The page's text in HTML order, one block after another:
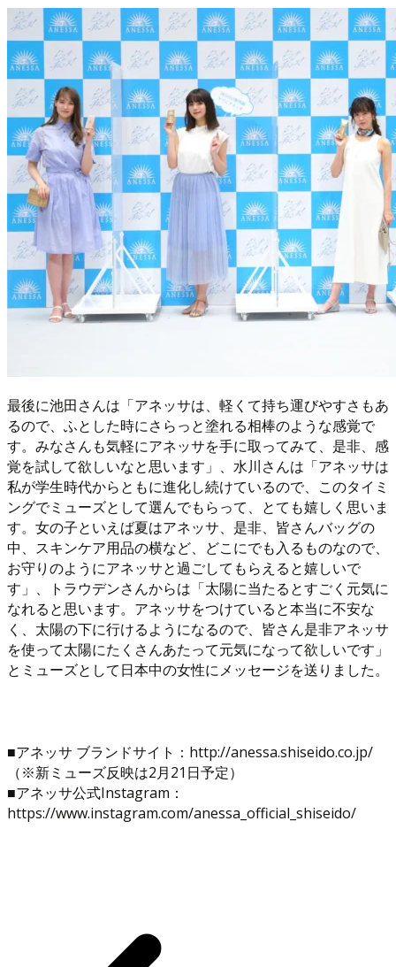
最後に池田さんは「アネッサは、軽くて持ち運びやすさもあ
るので、ふとした時にさらっと塗れる相棒のような感覚で
す。みなさんも気軽にアネッサを手に取ってみて、是非、感
覚を試して欲しいなと思います」、水川さんは「アネッサは
私が学生時代からともに進化し続けているので、このタイミ
ングでミューズとして選んでもらって、とても嬉しく思いま
す。女の子といえば夏はアネッサ、是非、皆さんバッグの
中、スキンケア用品の横など、どこにでも入るものなので、
お守りのようにアネッサと過ごしてもらえると嬉しいで
す」、トラウデンさんからは「太陽に当たるとすごく元気に
なれると思います。アネッサをつけていると本当に不安な
く、太陽の下に行けるようになるので、皆さん是非アネッサ
を使って太陽にたくさんあたって元気になって欲しいです」
とミューズとして日本中の女性にメッセージを送りました。
■アネッサ ブランドサイト：http://anessa.shiseido.co.jp/
（※新ミューズ反映は2月21日予定）
■アネッサ公式Instagram：
https://www.instagram.com/anessa_official_shiseido/